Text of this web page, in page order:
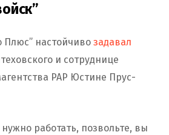
Плюс” настойчиво задавал
и сотруднице
PAP Юстине Прус-
работать, позвольте, вы